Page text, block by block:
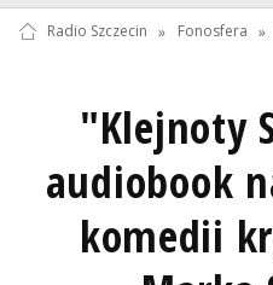
Radio Szczecin » Fonosfera »
"Klejnoty
audiobook
komedii